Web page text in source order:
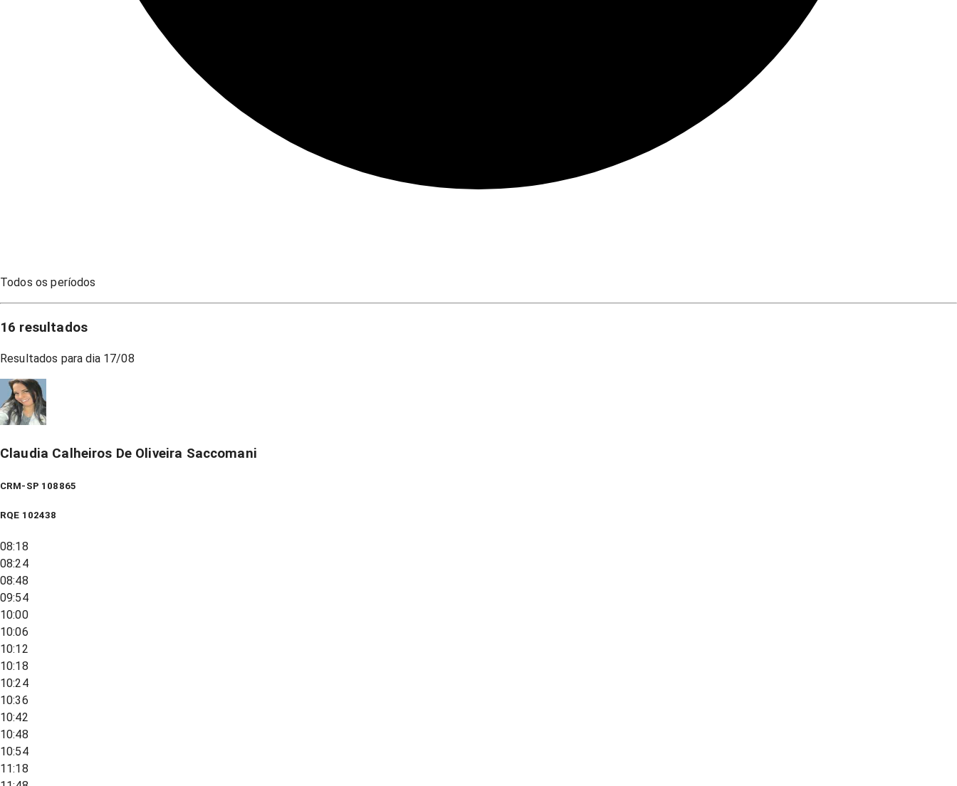
Todos os períodos
16 resultados
Resultados para dia 17/08
Claudia Calheiros De Oliveira Saccomani
CRM-SP 108865
RQE 102438
08:18
08:24
08:48
09:54
10:00
10:06
10:12
10:18
10:24
10:36
10:42
10:48
10:54
11:18